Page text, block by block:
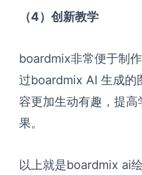
（4） 创新教学
boardmix非常便于制作
过boardmix AI 生成的
容更加生动有趣，提
果。
以上就是boardmix ai